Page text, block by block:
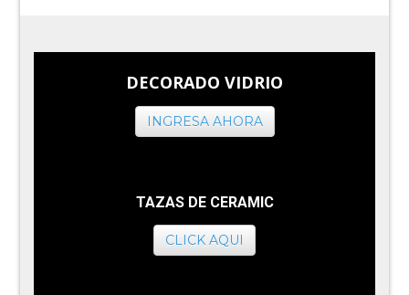
DECORADO VIDRIO
INGRESA AHORA
TAZAS DE CERAMIC
CLICK AQUI